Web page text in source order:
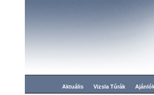
Aktuális Vizsla Túrák